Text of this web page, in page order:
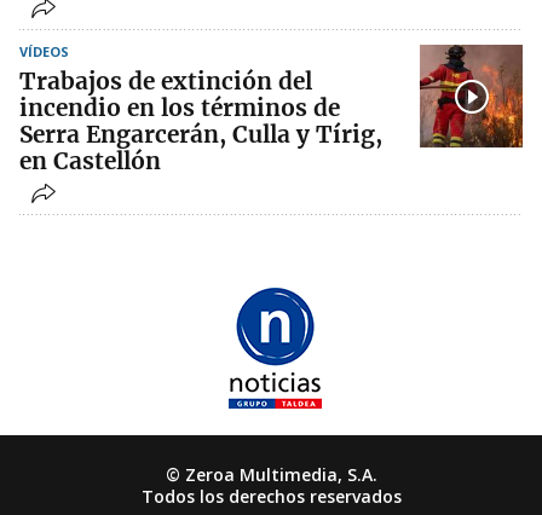
VÍDEOS
Trabajos de extinción del
incendio en los términos de
Serra Engarcerán, Culla y Tírig,
en Castellón
© Zeroa Multimedia, S.A.
Todos los derechos reservados